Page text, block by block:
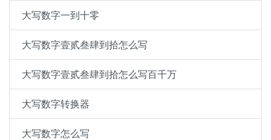
大写数字一到十零
大写数字壹贰叁肆到拾怎么写
大写数字壹贰叁肆到拾怎么写百千万
大写数字转换器
大写数字怎么写